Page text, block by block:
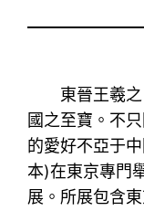
東晉王羲
國之至寶。不
的愛好不亞于
本)在東京專門
展。所展包含